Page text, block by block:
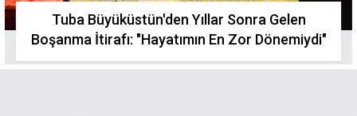
Tuba Büyüküstün'den Yıllar Sonra Gelen
Boşanma İtirafı: "Hayatımın En Zor Dönemiydi"